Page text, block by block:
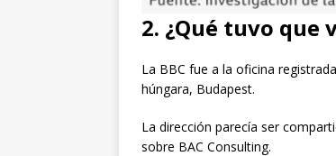
2. ¿Qué tuvo que
La BBC fue a la oficina
húngara, Budapest.
La dirección parecía ser
sobre BAC Consulting.